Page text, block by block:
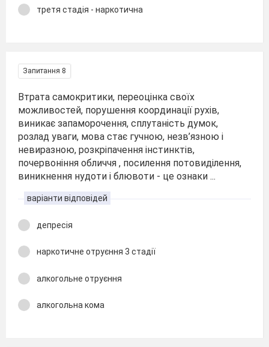
третя стадія - наркотична
Запитання 8
Втрата самокритики, переоцінка своїх
можливостей, порушення координації рухів,
виникає запаморочення, сплутаність думок,
розлад уваги, мова стає гучною, незв’язною і
невиразною, розкріпачення інстинктів,
почервоніння обличчя , посилення потовиділення,
виникнення нудоти і блювоти - це ознаки ...
варіанти відповідей
депресія
наркотичне отруєння 3 стадії
алкогольне отруєння
алкогольна кома